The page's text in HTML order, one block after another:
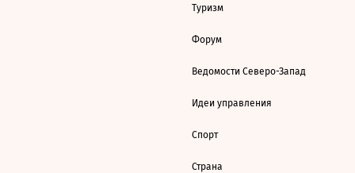
Туризм
Форум
Ведомости Северо-Запад
Идеи управления
Спорт
Страна